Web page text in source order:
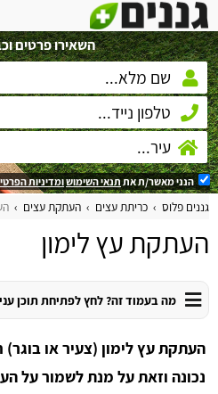
השאירו פרטים
הנני מאשר/ת אתתנאי השימושומדיניות
גננים פלוס כריתת עצים העתקת עצים
העתקת עץ לימון
מה בעמוד זה? לחץ לפתיחת תוכן
העתקת עץ לימון (צעיר או
נכונה וזאת על מנת לשמור על